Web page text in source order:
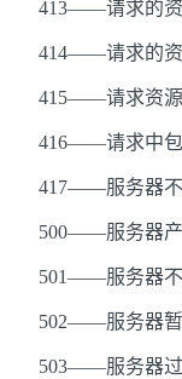
413——请求的资
414——请求的资
415——请求资源
416——请求中包含
417——服务器不满
500——服务器产
501——服务器不
502——服务器暂时
503——服务器过